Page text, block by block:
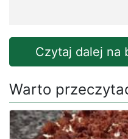
Czytaj dalej na
Warto